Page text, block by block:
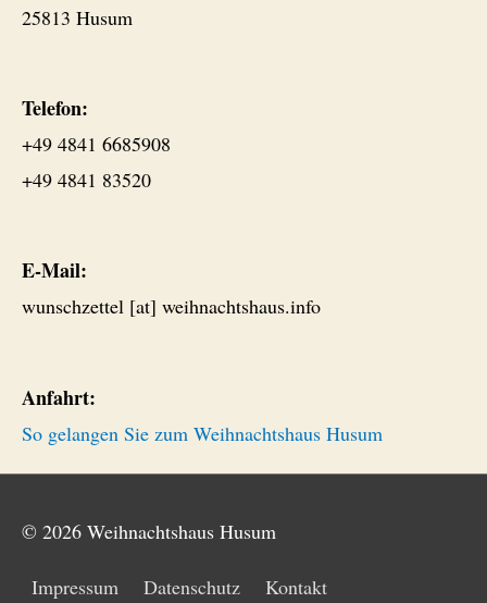
25813 Husum
Telefon:
+49 4841 6685908
+49 4841 83520
E-Mail:
wunschzettel [at] weihnachtshaus.info
Anfahrt:
So gelangen Sie zum Weihnachtshaus Husum
© 2026 Weihnachtshaus Husum
Impressum Datenschutz Kontakt